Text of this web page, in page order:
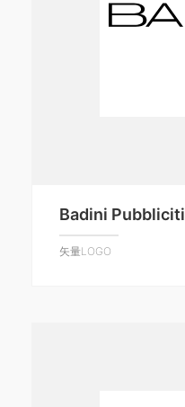
Badini Pubbliciti
矢量LOGO